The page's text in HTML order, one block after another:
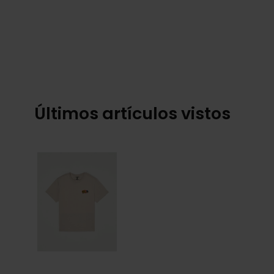
Últimos artículos vistos